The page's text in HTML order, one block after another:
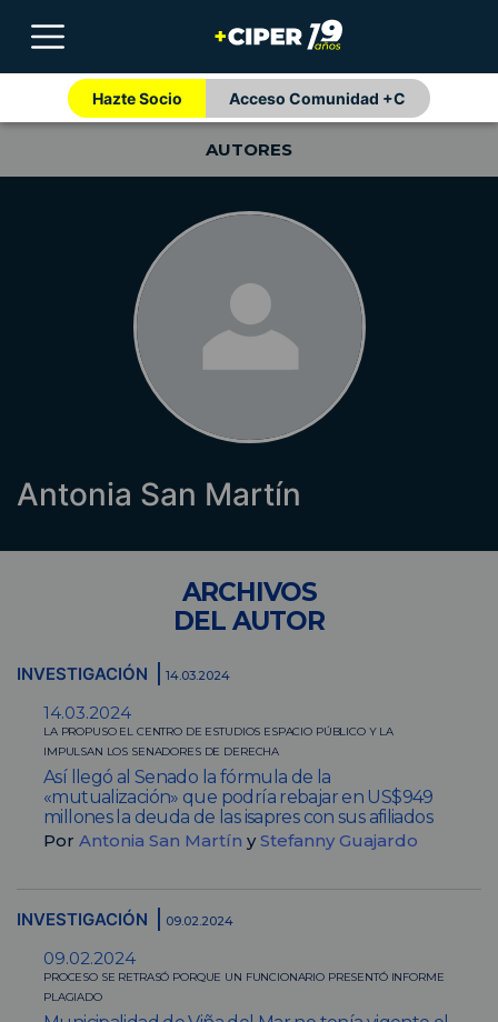
Hazte Socio Acceso Comunidad +C
AUTORES
Antonia San Martín
ARCHIVOS
DEL AUTOR
INVESTIGACIÓN 14.03.2024
14.03.2024
LA PROPUSO EL CENTRO DE ESTUDIOS ESPACIO PÚBLICO Y LA
IMPULSAN LOS SENADORES DE DERECHA
Así llegó al Senado la fórmula de la
«mutualización» que podría rebajar en US$949
millones la deuda de las isapres con sus afiliados
Por Antonia San Martín yStefanny Guajardo
INVESTIGACIÓN 09.02.2024
09.02.2024
PROCESO SE RETRASÓ PORQUE UN FUNCIONARIO PRESENTÓ INFORME
PLAGIADO